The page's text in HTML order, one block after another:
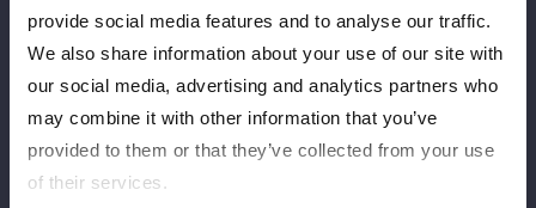
provide social media features and to analyse our traffic.
We also share information about your use of our site with
our social media, advertising and analytics partners who
may combine it with other information that you’ve
provided to them or that they’ve collected from your use
of their services.